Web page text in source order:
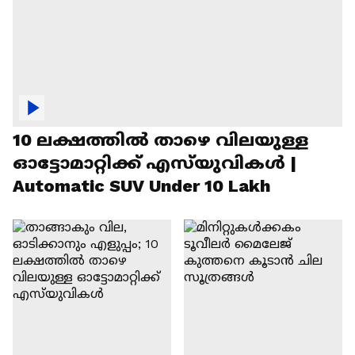
10 ലക്ഷത്തിൽ താഴെ വിലയുള്ള
ഓട്ടോമാറ്റിക്ക് എസ്‍യുവികൾ |
Automatic SUV Under 10 Lakh